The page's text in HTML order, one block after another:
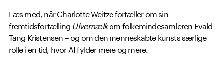
Læs med, når Charlotte Weitze fortæller om sin
fremtidsfortælling Ulvemælkom folkemindesamleren Evald
Tang Kristensen – og om den menneskabte kunsts særlige
rolle i en tid, hvor AI fylder mere og mere.